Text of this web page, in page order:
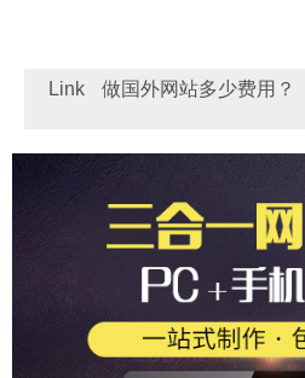
三行网络专注国外网站建设/
河南 河北 苏州 东莞 宁波 广州
杭州 无锡 佛山 南京 郑州 大连
Link 做国外网站多少费用？
立站 - 锚定全球客群，实现外贸
钱？国外网站制作价格费用